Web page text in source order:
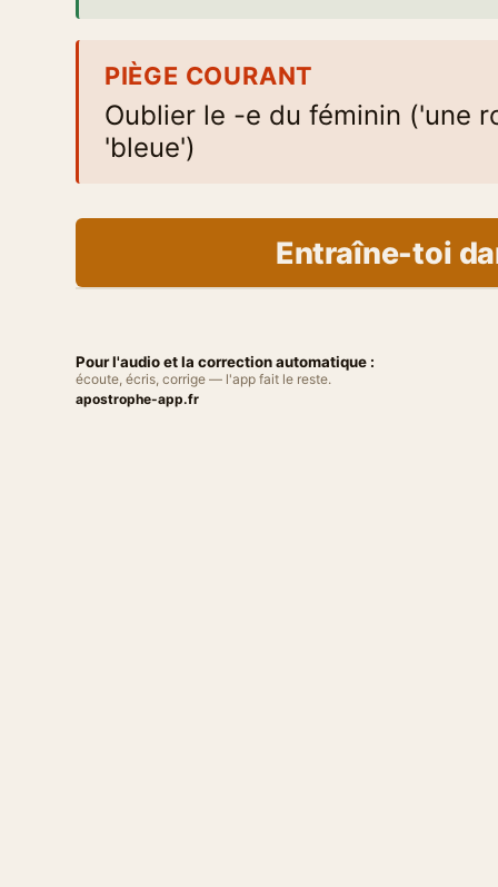
PIÈGE COURANT
Oublier le -e du féminin ('une
'bleue')
Entraîne-toi
Pour l'audio et la correction automatique :
écoute, écris, corrige — l'app fait le reste.
apostrophe-app.fr